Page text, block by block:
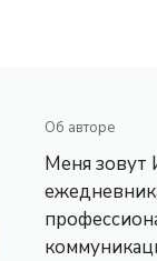
Об авторе
Меня зовут